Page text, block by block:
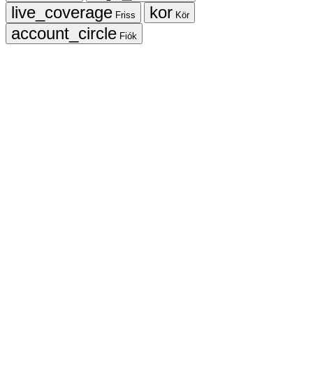
Friss
Kör
Fiók